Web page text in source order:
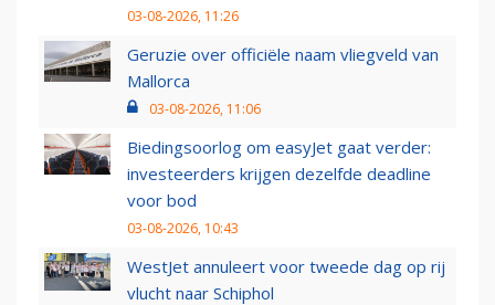
03-08-2026, 11:26
Geruzie over officiële naam vliegveld van
Mallorca
03-08-2026, 11:06
Biedingsoorlog om easyJet gaat verder:
investeerders krijgen dezelfde deadline
voor bod
03-08-2026, 10:43
WestJet annuleert voor tweede dag op rij
vlucht naar Schiphol